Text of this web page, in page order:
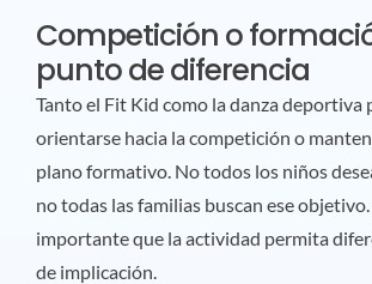
Competición o
punto de diferencia
Tanto el Fit Kid como la danza deportiva
orientarse hacia la competición o
plano formativo. No todos los niños
no todas las familias buscan ese objetivo.
importante que la actividad permita
de implicación.